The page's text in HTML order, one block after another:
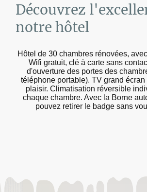
Découvrez
notre hôtel
Hôtel de 30 chambres rénovées,
Wifi gratuit, clé à carte sans
d'ouverture des portes des
téléphone portable). TV grand écran
plaisir. Climatisation réversible
chaque chambre. Avec la Borne
pouvez retirer le badge sans